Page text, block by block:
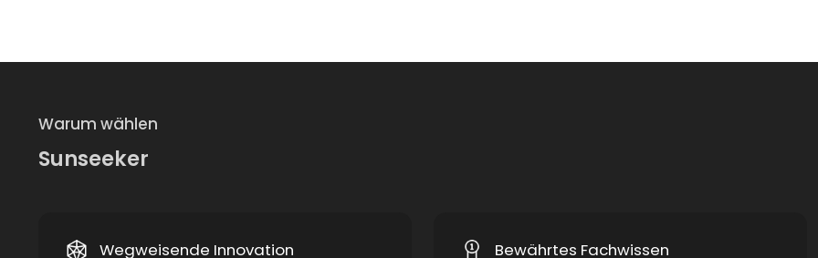
Warum wählen
Sunseeker
Wegweisende Innovation Bewährtes Fachwissen